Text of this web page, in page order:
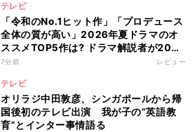
テレビ
「令和のNo.1ヒット作」「プロデュース
全体の質が高い」2026年夏ドラマのオ
ススメTOP5作は? ドラマ解説者が20作
の傾向を“視聴率無視”で徹底分析
7分前 レビュー
テレビ
オリラジ中田敦彦、シンガポールから帰
国後初のテレビ出演 我が子の“英語教
育”とインター事情語る